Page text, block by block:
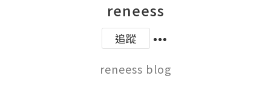
reneess
追蹤
reneess blog